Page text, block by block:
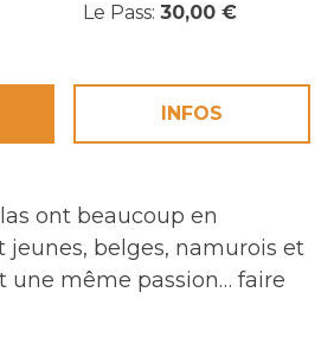
Le Pass: 30,00 €
INFOS
ont beaucoup en
jeunes, belges, namurois et
une même passion… faire